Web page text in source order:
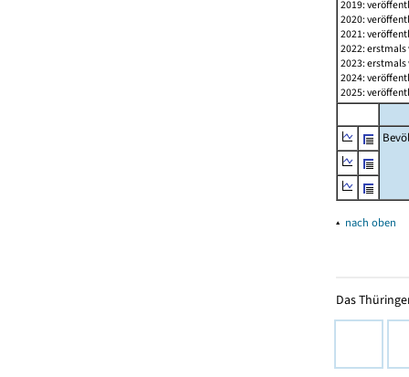
2019:
2020:
2021:
2022:
2023:
2024:
2025:
▴ nach oben
Das